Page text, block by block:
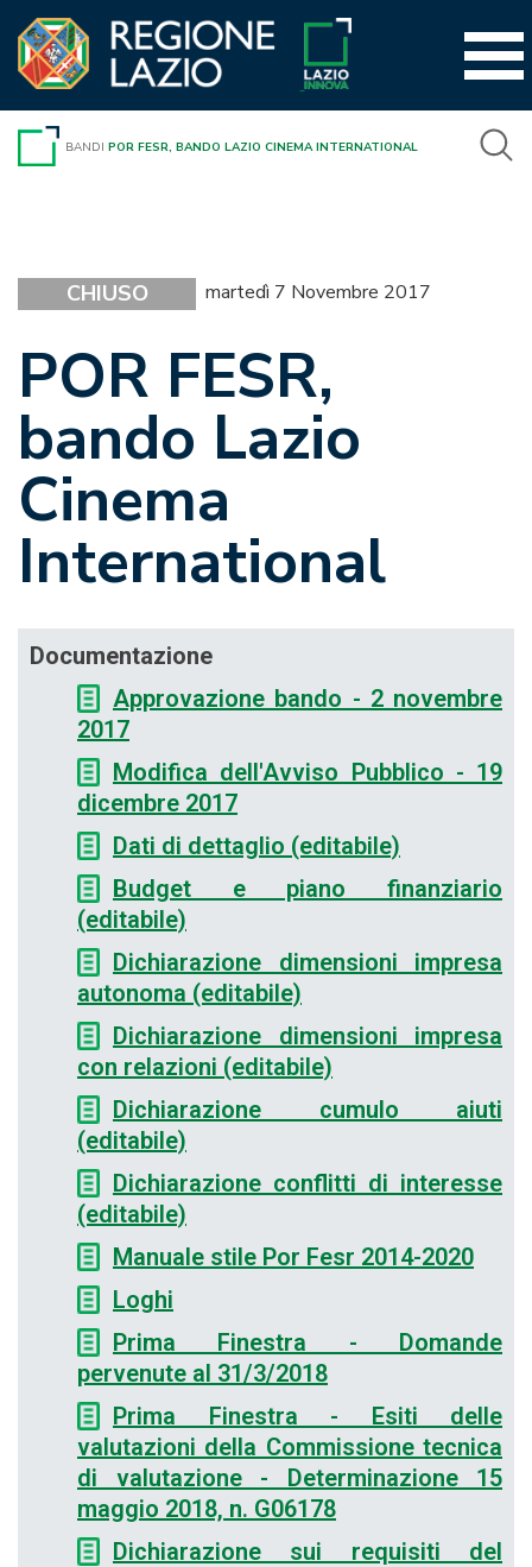
contenuto
BANDI POR FESR, BANDO LAZIO CINEMA INTERNATIONAL
CHIUSO martedì 7 Novembre 2017
POR FESR,
bando Lazio
Cinema
International
Documentazione
Approvazione bando - 2 novembre
2017
Modifica dell'Avviso Pubblico - 19
dicembre 2017
Dati di dettaglio (editabile)
Budget e piano finanziario
(editabile)
Dichiarazione dimensioni impresa
autonoma (editabile)
Dichiarazione dimensioni impresa
con relazioni (editabile)
Dichiarazione cumulo aiuti
(editabile)
Dichiarazione conflitti di interesse
(editabile)
Manuale stile Por Fesr 2014-2020
Loghi
Prima Finestra - Domande
pervenute al 31/3/2018
Prima Finestra - Esiti delle
valutazioni della Commissione tecnica
di valutazione - Determinazione 15
maggio 2018, n. G06178
Dichiarazione sui requisiti del